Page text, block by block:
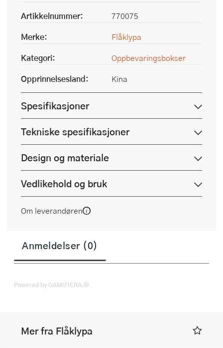
Artikkelnummer:
770075
Merke:
Flåklypa
Kategori:
Oppbevaringsbokser
Opprinnelsesland:
Kina
Spesifikasjoner
Tekniske spesifikasjoner
Design og materiale
Vedlikehold og bruk
Om leverandøren
Anmeldelser (0)
Powered by GAMIFIERA.®
Mer fra Flåklypa